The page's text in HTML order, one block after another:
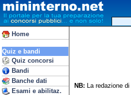
Home
Quiz e bandi
Quiz concorsi
Bandi
Banche dati
Esami e abilitaz.
NB: La redazione di